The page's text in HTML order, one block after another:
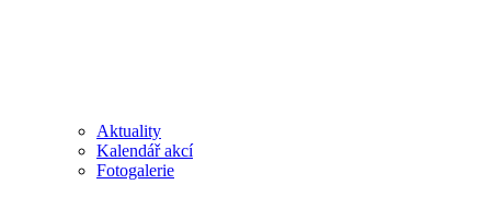
Aktuality
Kalendář akcí
Fotogalerie